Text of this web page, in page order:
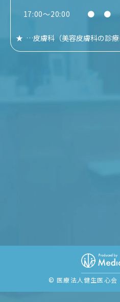
17:00～20:00
● ●
★ …皮膚科 （美容皮膚科の診療
© 医療法人健生医心会